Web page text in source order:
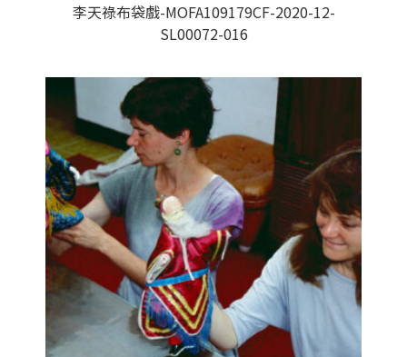
李天祿布袋戲-MOFA109179CF-2020-12-
SL00072-016